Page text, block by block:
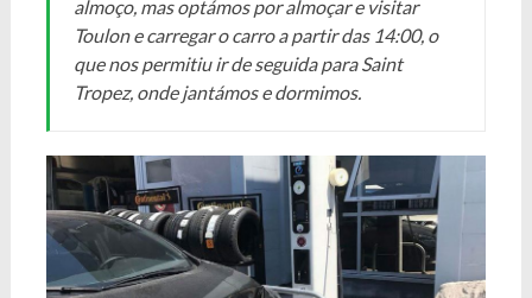
almoço, mas optámos por almoçar e visitar
Toulon e carregar o carro a partir das 14:00, o
que nos permitiu ir de seguida para Saint
Tropez, onde jantámos e dormimos.